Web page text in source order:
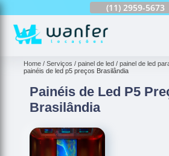
(11) 2959-5673
Home Serviços painel de led
painel de led
painéis de led p5 preços Brasilândia
Painéis de Led P5
Brasilândia